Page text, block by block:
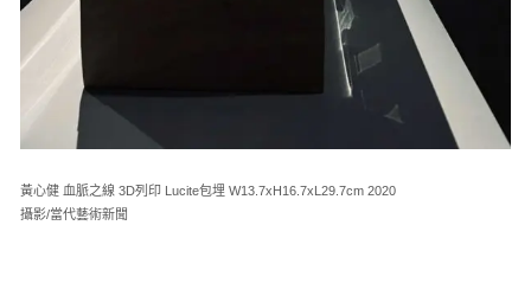
黃心健 血脈之線 3D列印 Lucite包埋 W13.7xH16.7xL29.7cm 2020
攝影/當代藝術新聞